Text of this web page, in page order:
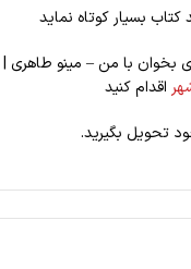
کتاب بسیار کوتاه نماید
برای خرید کتاب مجموعه 6 جلدی بخوان با من – مینو طاهری |
اقدام کنید
تحویل بگیرید.